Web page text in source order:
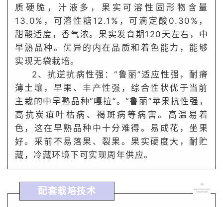
质硬脆，汁液多，果实可溶性固形物含量
13.0%，可溶性糖12.1%，可滴定酸0.30%，
甜酸适度，香气浓。 果实发育期120天左右，中
早熟品种。优异的内在品质和着色能力，能够
实现无袋栽培。
2、抗逆抗病性强：“鲁丽”适应性强，耐瘠
薄土壤，早果、丰产性强，综合性状优于当前
主栽的中早熟品种“嘎拉”。“鲁丽”苹果抗性强，
高抗炭疽叶枯病、褐斑病等病害。 高温易着
色，这在早熟品种中十分难得。 易成花，坐果
好。 采前不易落果、裂果。 果实硬度大，耐贮
藏，冷藏环境下可实现周年供应。
配套栽培技术